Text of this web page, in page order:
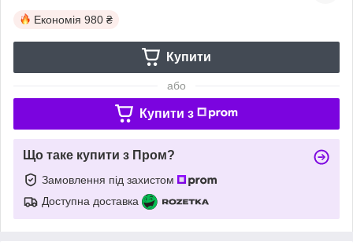
Економія 980 ₴
Купити
або
Купити з
Що таке купити з Пром?
Замовлення під захистом
Доступна доставка